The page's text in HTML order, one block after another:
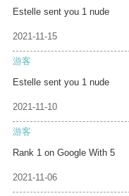
Estelle sent you 1 nude
2021-11-15
游客
Estelle sent you 1 nude
2021-11-10
游客
Rank 1 on Google With 5
2021-11-06